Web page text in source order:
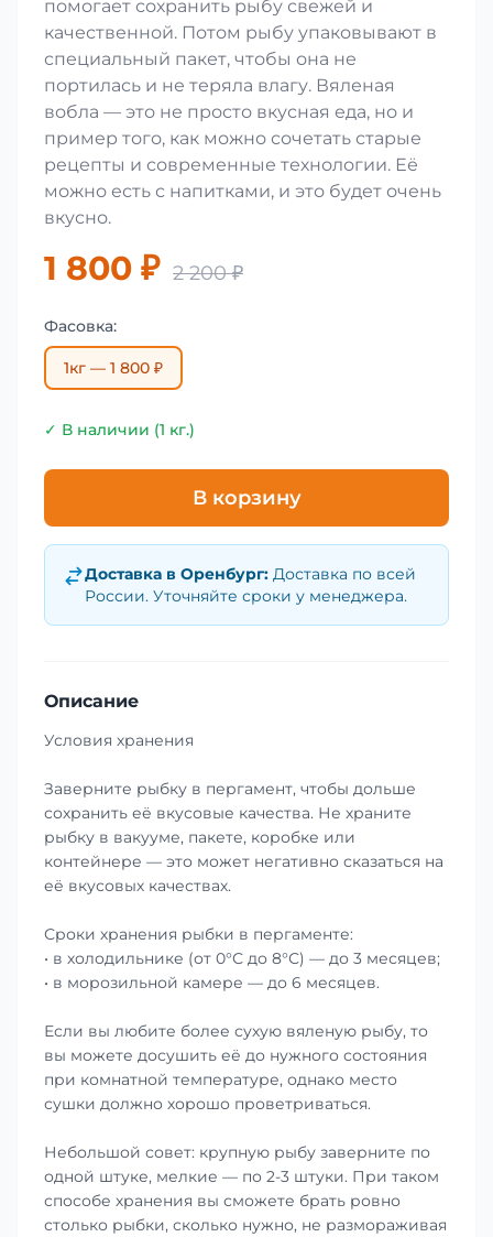
помогает сохранить рыбу свежей и
качественной. Потом рыбу упаковывают в
специальный пакет, чтобы она не
портилась и не теряла влагу. Вяленая
вобла — это не просто вкусная еда, но и
пример того, как можно сочетать старые
рецепты и современные технологии. Её
можно есть с напитками, и это будет очень
вкусно.
1 800 ₽ 2 200 ₽
Фасовка:
1кг — 1 800 ₽
✓ В наличии (1 кг.)
В корзину
Доставка в Оренбург: Доставка по всей
России. Уточняйте сроки у менеджера.
Описание
Условия хранения
Заверните рыбку в пергамент, чтобы дольше
сохранить её вкусовые качества. Не храните
рыбку в вакууме, пакете, коробке или
контейнере — это может негативно сказаться на
её вкусовых качествах.
Сроки хранения рыбки в пергаменте:
• в холодильнике (от 0°С до 8°С) — до 3 месяцев;
• в морозильной камере — до 6 месяцев.
Если вы любите более сухую вяленую рыбу, то
вы можете досушить её до нужного состояния
при комнатной температуре, однако место
сушки должно хорошо проветриваться.
Небольшой совет: крупную рыбу заверните по
одной штуке, мелкие — по 2-3 штуки. При таком
способе хранения вы сможете брать ровно
столько рыбки, сколько нужно, не размораживая